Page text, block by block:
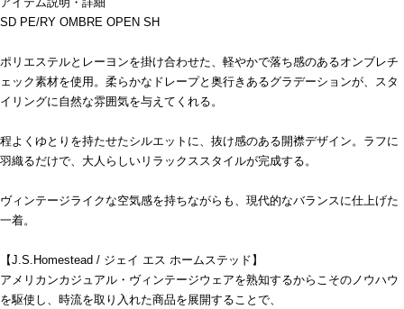
SD PE/RY OMBRE OPEN SH
ポリエステルとレーヨンを掛け合わせた、軽やかで落ち感のあるオンブレチ
ェック素材を使用。柔らかなドレープと奥行きあるグラデーションが、スタ
イリングに自然な雰囲気を与えてくれる。
程よくゆとりを持たせたシルエットに、抜け感のある開襟デザイン。ラフに
羽織るだけで、大人らしいリラックススタイルが完成する。
ヴィンテージライクな空気感を持ちながらも、現代的なバランスに仕上げた
一着。
【J.S.Homestead / ジェイ エス ホームステッド】
アメリカンカジュアル・ヴィンテージウェアを熟知するからこそのノウハウ
を駆使し、時流を取り入れた商品を展開することで、